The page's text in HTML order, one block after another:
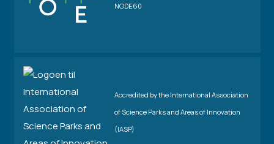
NODE60
Accredited by the International Association
of Science Parks and Areas of Innovation
(IASP)